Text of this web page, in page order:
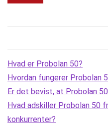
Hvad er Probolan 50?
Hvordan fungerer Probolan
Er det bevist, at Probolan
Hvad adskiller Probolan 50
konkurrenter?